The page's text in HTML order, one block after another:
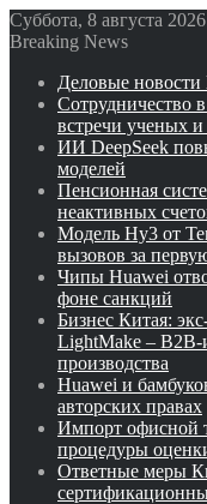
Суббота, 8 августа 2026
Breaking News
Деловые
Сотрудничество
встречи ученых
ИИ DeepSeek
моделей
Пенсионная
неактивных
Модель Hy3 от
вызовов за
Чипы Huawei
фоне санкций
Бизнес Китая:
LightMake – B2B-
производства
Huawei и
авторских правах
Импорт офисной
процедуры
Ответные меры